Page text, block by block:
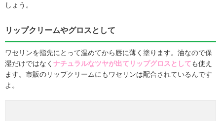
しょう。
リップクリームやグロスとして
ワセリンを指先にとって温めてから唇に薄く塗ります。油なので保
湿だけではなく ナチュラルなツヤが出てリップグロスとしても使え
ます。市販のリップクリームにもワセリンは配合されているんです
よ。